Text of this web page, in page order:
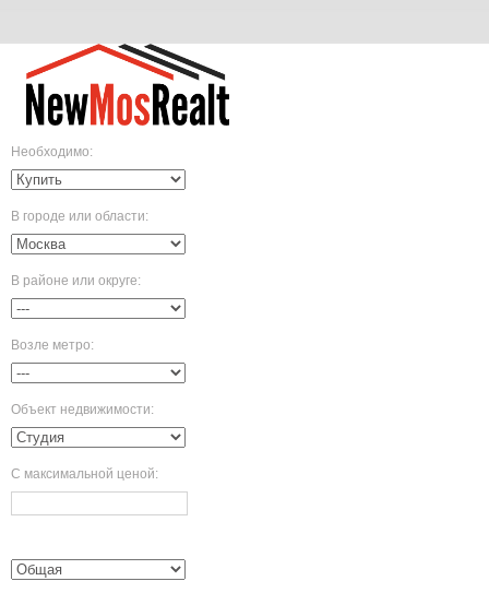
Необходимо:
В городе или области:
В районе или округе:
Возле метро:
Объект недвижимости:
С максимальной ценой: